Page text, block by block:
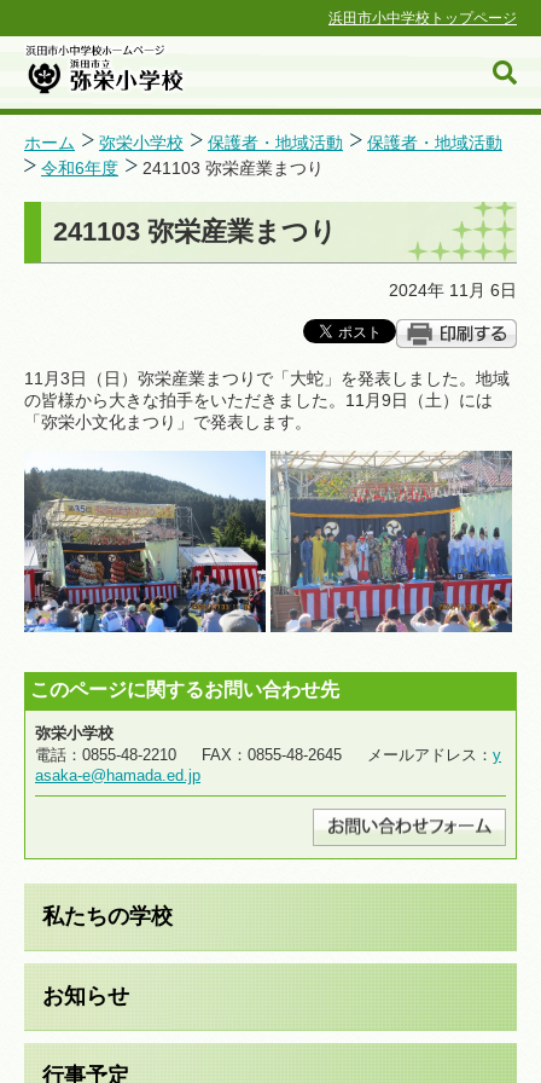
浜田市小中学校トップページ
浜田市小中学校ホームページ
ホーム 弥栄小学校 保護者・地域活動
保護者・地域活動
令和6年度
241103 弥栄産業まつり
241103 弥栄産業まつり
2024年 11月 6日
11月3日（日）弥栄産業まつりで「大蛇」を発表しました。地域
の皆様から大きな拍手をいただきました。11月9日（土）には
「弥栄小文化まつり」で発表します。
このページに関するお問い合わせ先
弥栄小学校
電話：0855-48-2210 FAX：0855-48-2645 メールアドレス： y
asaka-e@hamada.ed.jp
私たちの学校
お知らせ
行事予定